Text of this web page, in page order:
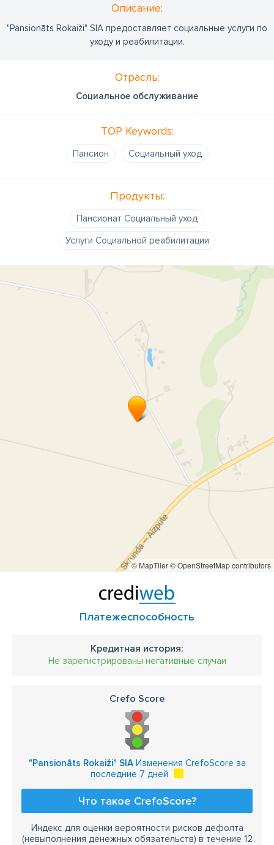
Oписание:
"Pansionāts Rokaiži" SIA предоставляет социальные услуги по
уходу и реабилитации.
Отрасль:
Социальное обслуживание
TOP Keywords:
Пансион Социальный уход
Продукты:
Пансионат Социальный уход
Услуги Социальной реабилитации
© MapTiler© OpenStreetMap contributors
Платежеспособность
Кредитная история:
Не зарегистрированы негативные случаи
Crefo Score
"Pansionāts Rokaiži" SIAИзменения CrefoScore за
последние 7 дней
Что такое CrefoScore?
Индекс для оценки вероятности рисков дефолта
(невыполнения денежных обязательств) в течение 12